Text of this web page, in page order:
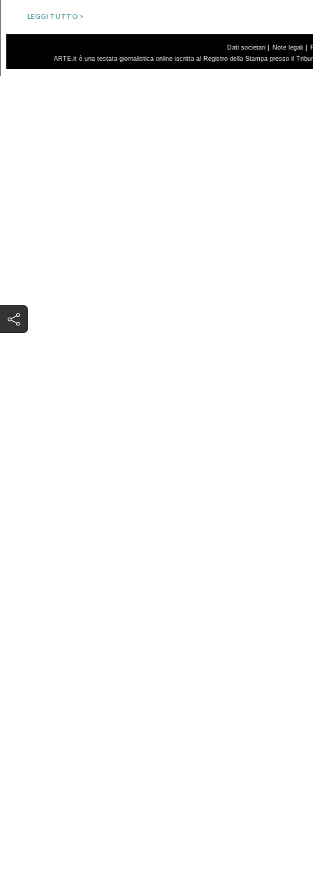
LEGGI TUTTO >
Dati societari Note legali
ARTE.it è una testata giornalistica online iscritta al Registro della Stampa presso il